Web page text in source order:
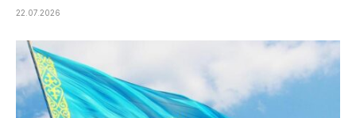
22.07.2026